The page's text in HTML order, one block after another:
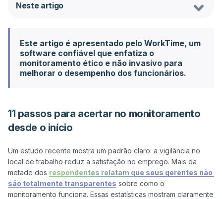
Neste artigo
Este artigo é apresentado pelo WorkTime, um
software confiável que enfatiza o
monitoramento ético e não invasivo para
melhorar o desempenho dos funcionários.
11 passos para acertar no monitoramento
desde o início
Um estudo recente mostra um padrão claro: a vigilância no
local de trabalho reduz a satisfação no emprego. Mais da
metade dos respondentes relatam que seus gerentes não
são totalmente transparentes sobre como o
monitoramento funciona. Essas estatísticas mostram claramente